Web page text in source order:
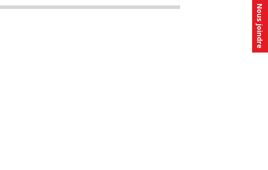
Nous joindre